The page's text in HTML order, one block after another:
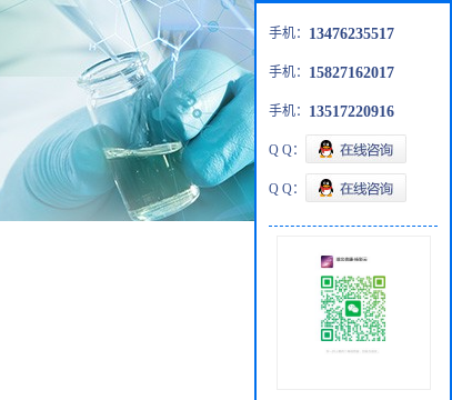
手机： 13476235517
手机： 15827162017
手机： 13517220916
Q Q：
Q Q：